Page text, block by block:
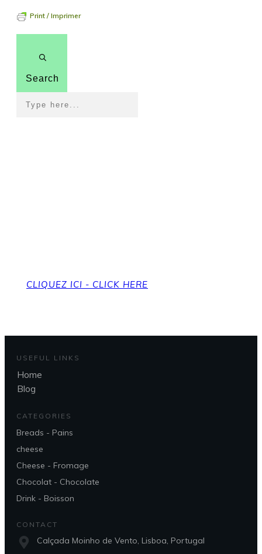
Print / Imprimer
Search
CLIQUEZ ICI - CLICK HERE
USEFUL LINKS
Home
Blog
CATEGORIES
Breads - Pains
cheese
Cheese - Fromage
Chocolat - Chocolate
Drink - Boisson
CONTACT
Calçada Moinho de Vento, Lisboa, Portugal